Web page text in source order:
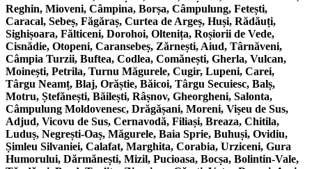
Reghin, Mioveni, Câmpina, Borșa, Câmpulung, Fetești,
Caracal, Sebeș, Făgăraș, Curtea de Argeș, Huși, Rădăuți,
Sighișoara, Fălticeni, Dorohoi, Oltenița, Roșiorii de Vede,
Cisnădie, Otopeni, Caransebeș, Zărnești, Aiud, Târnăveni,
Câmpia Turzii, Buftea, Codlea, Comănești, Gherla, Vulcan,
Moinești, Petrila, Turnu Măgurele, Cugir, Lupeni, Carei,
Târgu Neamț, Blaj, Orăștie, Băicoi, Târgu Secuiesc, Balș,
Motru, Ștefănești, Băilești, Râșnov, Gheorgheni, Salonta,
Câmpulung Moldovenesc, Drăgășani, Moreni, Vișeu de Sus,
Adjud, Vicovu de Sus, Cernavodă, Filiași, Breaza, Chitila,
Luduș, Negrești-Oaș, Măgurele, Baia Sprie, Buhuși, Ovidiu,
Șimleu Silvaniei, Calafat, Marghita, Corabia, Urziceni, Gura
Humorului, Dărmănești, Mizil, Pucioasa, Bocșa, Bolintin-Vale,